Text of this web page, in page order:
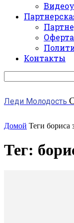
Контакты
Леди Молодость
Домой Теги бориса
Тег: